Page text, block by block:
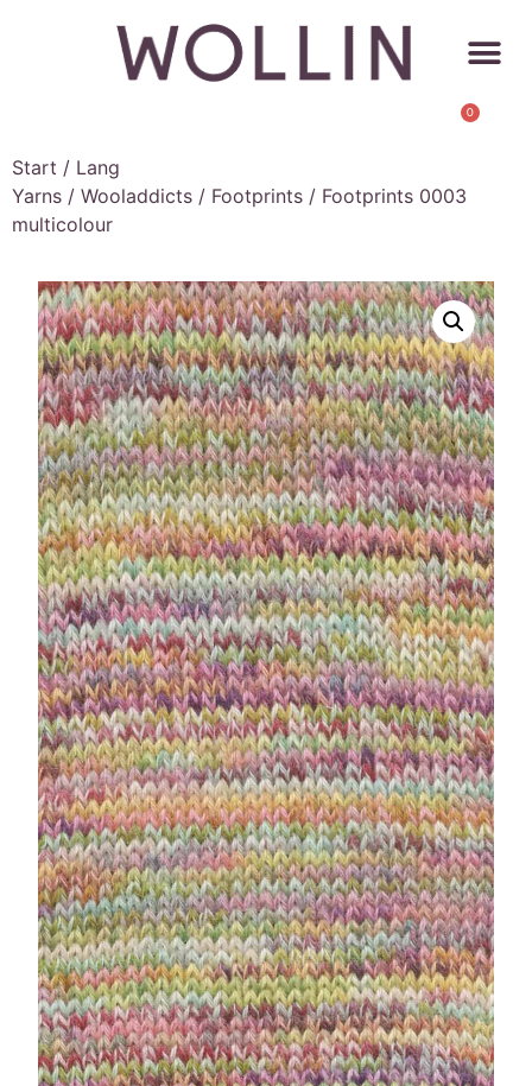
0
Start / Lang
Yarns / Wooladdicts / Footprints / Footprints 0003
multicolour